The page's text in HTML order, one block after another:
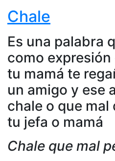
Chale
Es una palabra
como
tu mamá te
un amigo y ese
chale o que mal
tu jefa o mamá
Chale que mal